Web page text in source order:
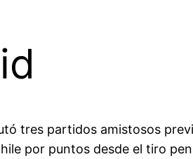
tres partidos amistosos
por puntos desde el tiro